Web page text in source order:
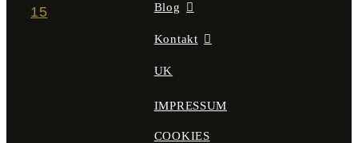
15
Blog
Kontakt
UK
IMPRESSUM
COOKIES